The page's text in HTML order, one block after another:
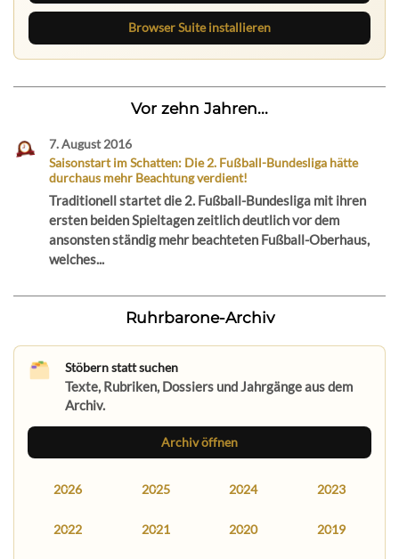
Browser Suite installieren
Vor zehn Jahren...
7. August 2016
Saisonstart im Schatten: Die 2. Fußball-Bundesliga hätte
durchaus mehr Beachtung verdient!
Traditionell startet die 2. Fußball-Bundesliga mit ihren
ersten beiden Spieltagen zeitlich deutlich vor dem
ansonsten ständig mehr beachteten Fußball-Oberhaus,
welches...
Ruhrbarone-Archiv
Stöbern statt suchen
Texte, Rubriken, Dossiers und Jahrgänge aus dem
Archiv.
Archiv öffnen
2026 2025 2024 2023
2022 2021 2020 2019